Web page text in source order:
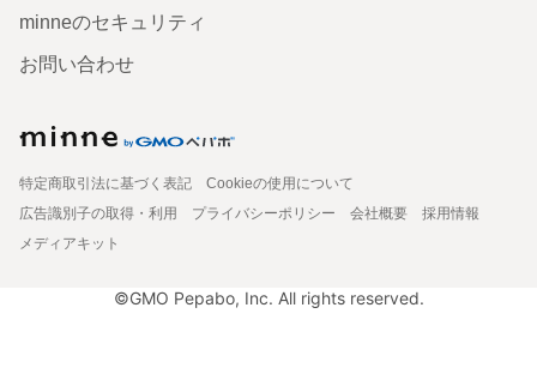
minneのセキュリティ
お問い合わせ
特定商取引法に基づく表記
Cookieの使用について
広告識別子の取得・利用
プライバシーポリシー 会社概要
採用情報
メディアキット
©GMO Pepabo, Inc. All rights reserved.